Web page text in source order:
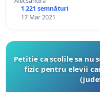
1 221 semnături
17 Mar 2021
Petitie ca scolile sa nu
fizic pentru elevii